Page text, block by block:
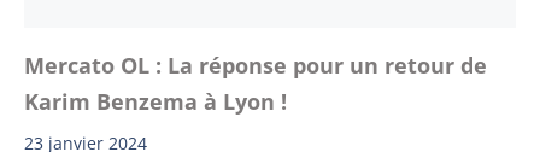
Mercato OL : La réponse pour un retour de
Karim Benzema à Lyon !
23 janvier 2024